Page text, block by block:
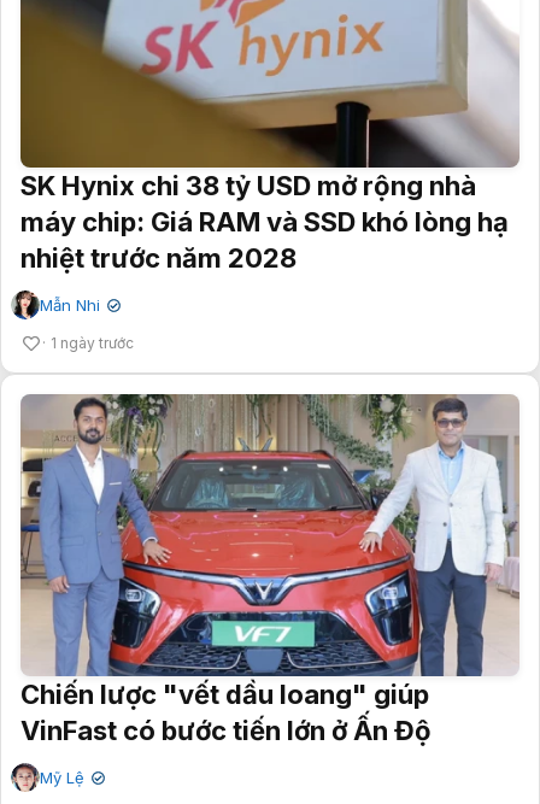
SK Hynix chi 38 tỷ USD mở rộng nhà
máy chip: Giá RAM và SSD khó lòng hạ
nhiệt trước năm 2028
Mẫn Nhi ✔
1 ngày trước
Chiến lược "vết dầu loang" giúp
VinFast có bước tiến lớn ở Ấn Độ
Mỹ Lệ ✔